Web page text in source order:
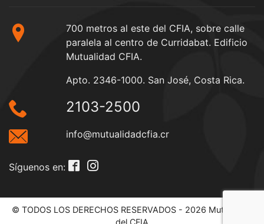
700 metros al este del CFIA, sobre calle
paralela al centro de Curridabat. Edificio
Mutualidad CFIA.
Apto. 2346-1000. San José, Costa Rica.
2103-2500
info@mutualidadcfia.cr
Síguenos en:
© TODOS LOS DERECHOS RESERVADOS - 2026 Mutualidad
del CFIA